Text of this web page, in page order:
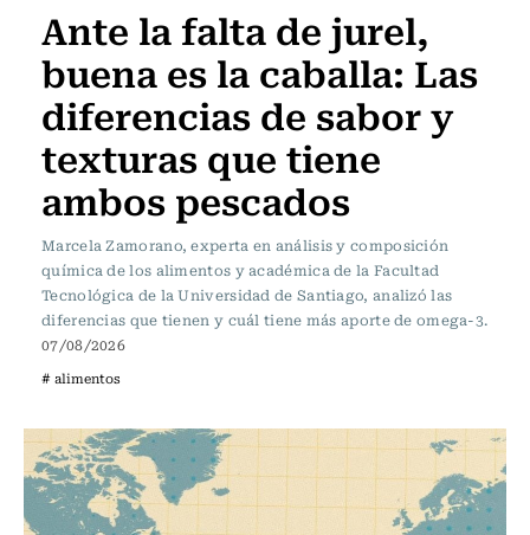
Ante la falta de jurel,
buena es la caballa: Las
diferencias de sabor y
texturas que tiene
ambos pescados
Marcela Zamorano, experta en análisis y composición
química de los alimentos y académica de la Facultad
Tecnológica de la Universidad de Santiago, analizó las
diferencias que tienen y cuál tiene más aporte de omega-3.
07/08/2026
# alimentos